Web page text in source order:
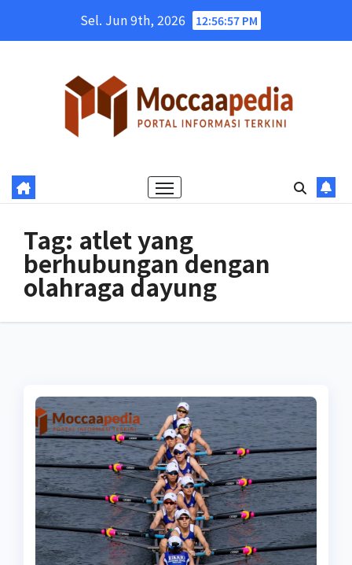
Sel. Jun 9th, 2026 12:56:58 PM
Tag: atlet yang
berhubungan dengan
olahraga dayung